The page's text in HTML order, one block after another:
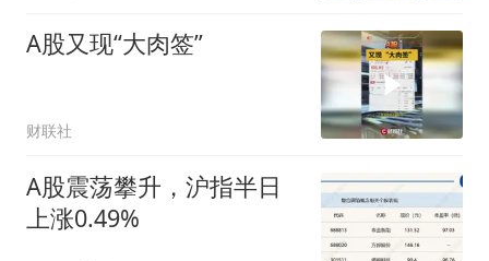
A股又现“大肉签”
财联社
A股震荡攀升，沪指半日
上涨0.49%